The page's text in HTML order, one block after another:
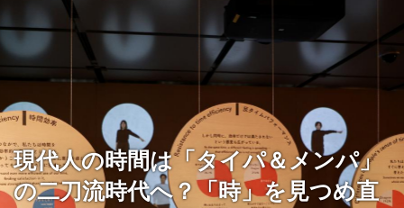
現代人の時間は「タイパ＆メンパ」
の二刀流時代へ？「時」を見つめ直